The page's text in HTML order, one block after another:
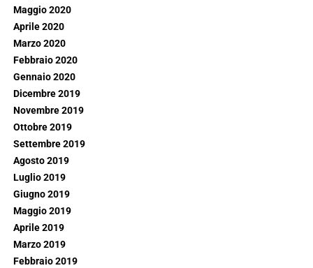
Maggio 2020
Aprile 2020
Marzo 2020
Febbraio 2020
Gennaio 2020
Dicembre 2019
Novembre 2019
Ottobre 2019
Settembre 2019
Agosto 2019
Luglio 2019
Giugno 2019
Maggio 2019
Aprile 2019
Marzo 2019
Febbraio 2019